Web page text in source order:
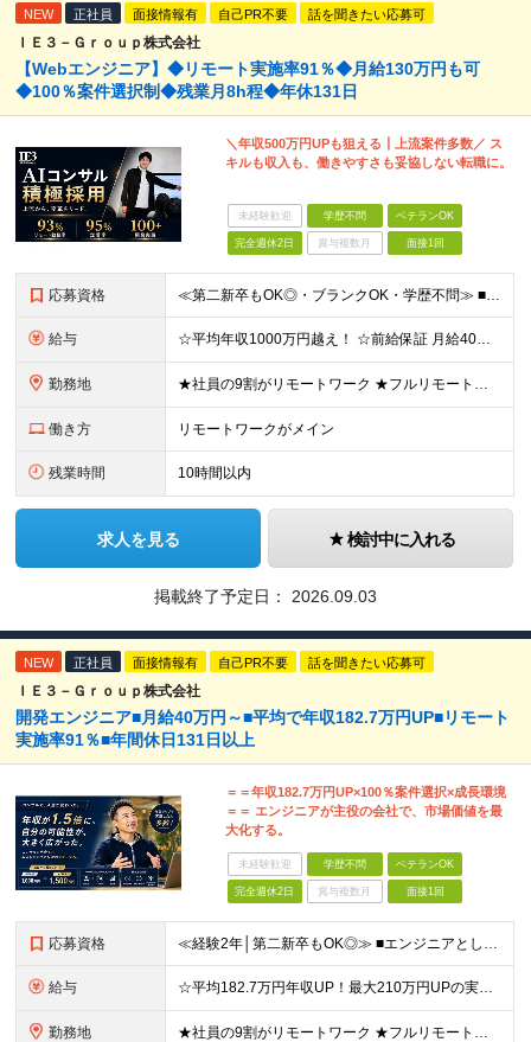
NEW 正社員 面接情報有 自己PR不要 話を聞きたい応募可
ＩＥ３－Ｇｒｏｕｐ株式会社
【Webエンジニア】◆リモート実施率91％◆月給130万円も可
◆100％案件選択制◆残業月8h程◆年休131日
＼年収500万円UPも狙える┃上流案件多数／ ス
キルも収入も、働きやすさも妥協しない転職に。
未経験歓迎 学歴不問 ベテランOK
完全週休2日 賞与複数月 面接1回
応募資格 ≪第二新卒もOK◎・ブランクOK・学歴不問≫ ■エンジニアとして実務経験をお持ちの方（2年以上） ＼意欲重視の採用です／ 「経歴に自信がない」という方も、 ”今後挑戦したいこと""スキルアップしたい
給与 ☆平均年収1000万円越え！ ☆前給保証 月給40万円〜140万円＋決算賞与＋各種手当 ※経験・能力を考慮し、当社規定により加給・優遇します ※月給には固定残業代（6万9,000円～18万6,00
勤務地 ★社員の9割がリモートワーク ★フルリモート案件もあり ★地方からの応募も歓迎！／転居を伴う転勤なし 東京23区を中心としたプロジェクト先での勤務です。 ◎東京⇒地方へUターンし、フルリモ勤務 ◎
働き方 リモートワークがメイン
残業時間 10時間以内
求人を見る 検討中に入れる
掲載終了予定日： 2026.09.03
NEW 正社員 面接情報有 自己PR不要 話を聞きたい応募可
ＩＥ３－Ｇｒｏｕｐ株式会社
開発エンジニア■月給40万円～■平均で年収182.7万円UP■リモート
実施率91％■年間休⽇131⽇以上
＝＝年収182.7万円UP×100％案件選択×成長環境
＝＝ エンジニアが主役の会社で、市場価値を最
大化する。
未経験歓迎 学歴不問 ベテランOK
完全週休2日 賞与複数月 面接1回
応募資格 ≪経験2年│第二新卒もOK◎≫ ■エンジニアとして実務経験をお持ちの方（2年以上） ■学歴不問 ＼意欲重視の採用です／ 「経歴に自信がない」という方も、 "今後挑戦したいこと""スキルアップしたいこ
給与 ☆平均182.7万円年収UP！最大210万円UPの実績もあり ☆スキルにより月給100万円スタートも可能◎ 月給40万円～100万円＋決算賞与＋各種手当 ～給与イメージ～ ■経験2年以上…月給40
勤務地 ★社員の9割がリモートワーク ★フルリモート案件もあり ★地方からの応募も歓迎！／転居を伴う転勤なし 東京23区を中心としたプロジェクト先での勤務です。 ～～～～～～～～～～～ 【東京⇒地方へUタ